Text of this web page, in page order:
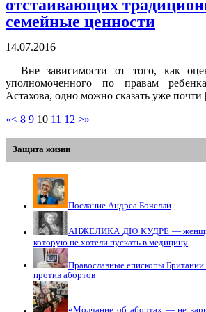
отстаивающих
семейные ценности
14.07.2016
Вне зависимости от того, как
уполномоченного по правам
Астахова, одно можно сказать уже
«< 8 9 10 11 12 >»
Защита жизни
Послание Андреа Бочелли
АНЖЕЛИКА ДЮ КУДРЕ —
которую не хотели пускать в медицину
Православные епископы
против абортов